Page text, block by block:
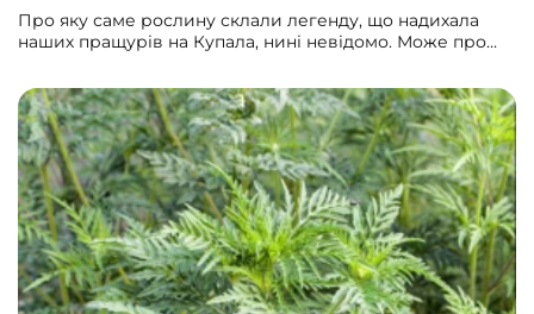
Про яку саме рослину склали легенду, що надихала
наших пращурів на Купала, нині невідомо. Може про
начебто давав людині здатність ставати невидимою,
читати чужі думки, розуміти мову тварин, знаходити
скарби, захищав від примх долі... Практичне
використання папороті значно прозаїчніше: цілителі
тисячі років з успіхом використовували її кореневище
як засіб від глистів.